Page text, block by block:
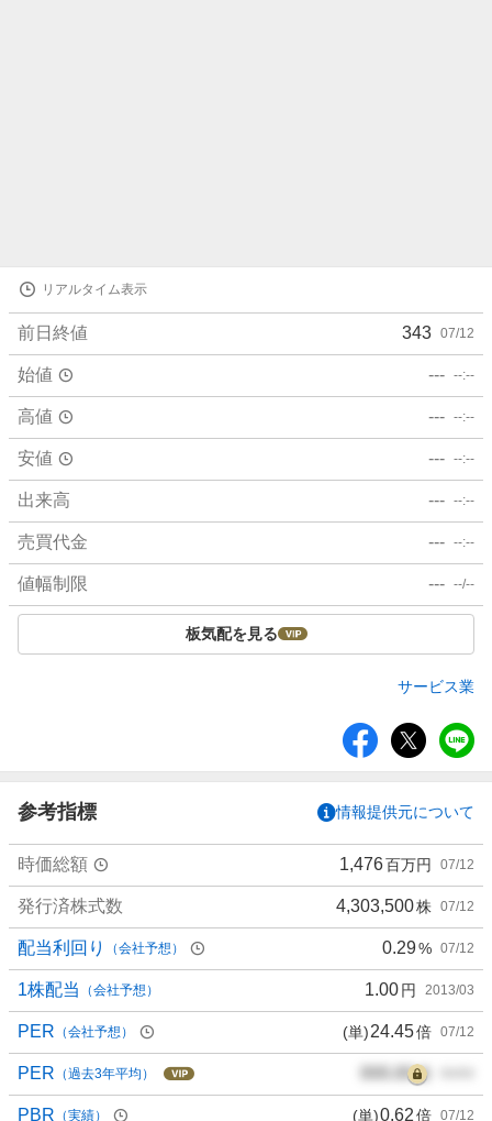
リアルタイム表示
前日終値 343 07/12
始値 --- --:--
高値 --- --:--
安値 --- --:--
出来高 --- --:--
売買代金 --- --:--
値幅制限 --- --/--
板気配を見る
サービス業
ア
参考指標 情報提供元について
時価総額 1,476百万円 07/12
発行済株式数 4,303,500株 07/12
配当利回り （会社予想） 0.29% 07/12
1株配当 （会社予想） 1.00円 2013/03
PER （会社予想） (単)24.45倍 07/12
PER （過去3年平均） 000.00倍
PBR （実績） (単)0.62倍 07/12